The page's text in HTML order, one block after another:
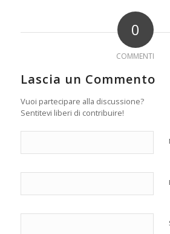
0
COMMENTI
Lascia un Commento
Vuoi partecipare alla discussione?
Sentitevi liberi di contribuire!